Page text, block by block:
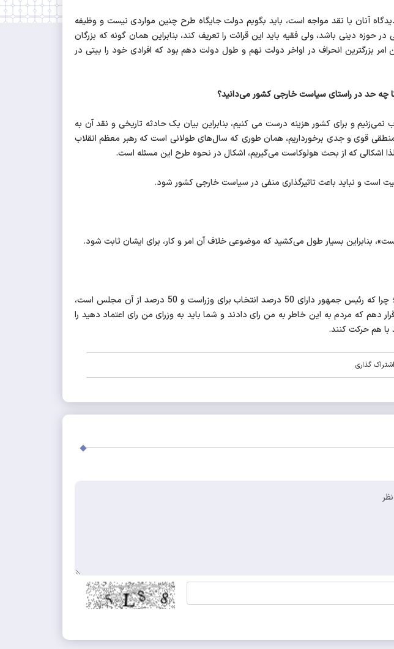
آنان با نقد مواجه است، باید بگویم دولت جایگاه طرح چنین مواردی نیست و وظیفه
دینی باشد، ولی فقیه باید این قرائت را تعریف کند، بنابراین همان گونه که بزرگان
بزرگترین انحراف در اواخر دولت نهم و طول دولت دهم بود که افرادی خود را بیتی در
حد در راستای سیاست خارجی کشور می‌دانید؟
و برای کشور هزینه درست می کنیم، بنابراین بیان یک حادثه تاریخی و نقد آن به
قوی و جدی برخورداریم، همان طوری که سال‌های طولانی است که رهبر معظم انقلاب
لذا اشکالی که از بحث هولوکاست می‌گیریم، اشکال در نحوه طرح این مسئله است.
است و نباید باعث تاثیرگذاری منفی در سیاست خارجی کشور شود.
بنابراین بسیار طول می‌کشید که موضوعی خلاف آن امر و کار، برای ایشان ثابت شود.
اعضای کابینه در دست بررسی است، اما اعلام اسامی آن را تا قبل از نتیجه انتخابات درست نمی دانم؛ چرا که رئیس جمهور دارای 50 درصد انتخاب برای وزراست و 50 درصد از آن مجلس است،
دهم که مردم به این خاطر به من رای دادند و شما باید به وزرای من رای اعتماد دهید را
با هم حرکت کنند.
اشتراک گذاری